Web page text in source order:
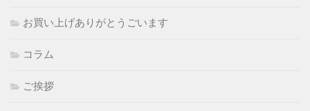
お買い上げありがとうごいます
コラム
ご挨拶